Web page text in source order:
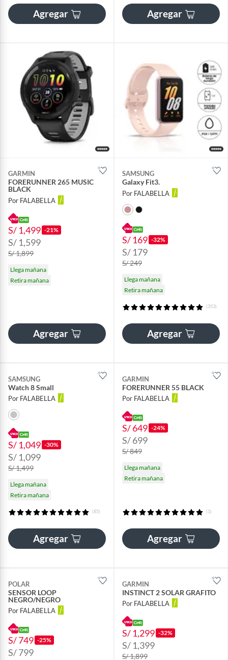
Agregar Agregar
GARMIN
FORERUNNER 265 MUSIC
BLACK
Por FALABELLA
S/ 1,499 -21%
S/ 1,599
S/ 1,899
Llega mañana
Retira mañana
Agregar
SAMSUNG
Galaxy Fit3.
Por FALABELLA
S/ 169 -32%
S/ 179
S/ 249
Llega mañana
Retira mañana
(353)
Agregar
SAMSUNG
Watch 8 Small
Por FALABELLA
S/ 1,049 -30%
S/ 1,099
S/ 1,499
Llega mañana
Retira mañana
(85)
Agregar
GARMIN
FORERUNNER 55 BLACK
Por FALABELLA
S/ 649 -24%
S/ 699
S/ 849
Llega mañana
Retira mañana
(1)
Agregar
POLAR
SENSOR LOOP
NEGRO/NEGRO
Por FALABELLA
S/ 749 -25%
S/ 799
GARMIN
INSTINCT 2 SOLAR GRAFITO
Por FALABELLA
S/ 1,299 -32%
S/ 1,399
S/ 1,899